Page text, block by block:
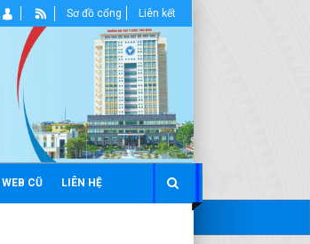
WEB CŨ LIÊN HỆ
Sơ đồ cổng Liên kết